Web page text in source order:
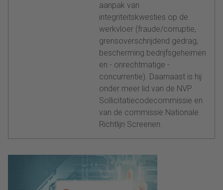
aanpak van
integriteitskwesties op de
werkvloer (fraude/corruptie,
grensoverschrijdend gedrag,
bescherming bedrijfsgeheimen
en - onrechtmatige -
concurrentie). Daarnaast is hij
onder meer lid van de NVP
Sollicitatiecodecommissie en
van de commissie Nationale
Richtlijn Screenen.